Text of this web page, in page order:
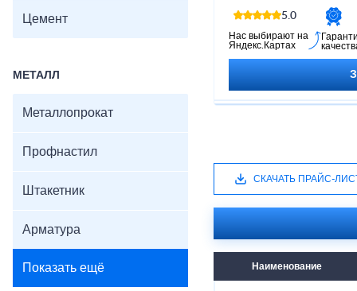
Цемент
МЕТАЛЛ
Металлопрокат
Профнастил
Штакетник
Арматура
Показать ещё
получаете надежное и
вашего строительства.
5.0
Нас выбирают на
Яндекс.Картах
СКАЧАТЬ ПРАЙС-
Наименование